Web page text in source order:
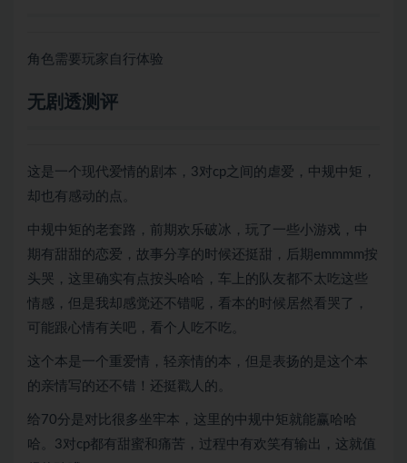
角色需要玩家自行体验
无剧透测评
这是一个现代爱情的剧本，3对cp之间的虐爱，中规中矩，
却也有感动的点。
中规中矩的老套路，前期欢乐破冰，玩了一些小游戏，中
期有甜甜的恋爱，故事分享的时候还挺甜，后期emmmm按
头哭，这里确实有点按头哈哈，车上的队友都不太吃这些
情感，但是我却感觉还不错呢，看本的时候居然看哭了，
可能跟心情有关吧，看个人吃不吃。
这个本是一个重爱情，轻亲情的本，但是表扬的是这个本
的亲情写的还不错！还挺戳人的。
给70分是对比很多坐牢本，这里的中规中矩就能赢哈哈
哈。3对cp都有甜蜜和痛苦，过程中有欢笑有输出，这就值